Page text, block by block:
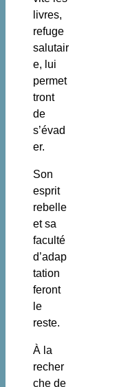
livres,
refuge
salutair
e, lui
permet
tront
de
s’évad
er.
Son
esprit
rebelle
et sa
faculté
d’adap
tation
feront
le
reste.
À la
recher
che de